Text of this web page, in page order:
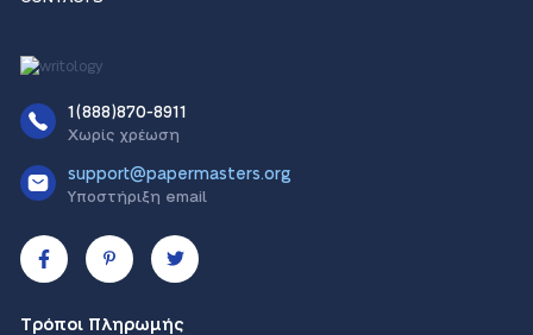
1(888)870-8911
Χωρίς χρέωση
support@papermasters.org
Υποστήριξη email
Τρόποι Πληρωμής